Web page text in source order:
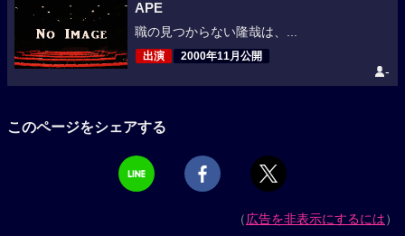
APE
職の見つからない隆哉は、...
出演 2000年11月公開
-
このページをシェアする
（広告を非表示にするには）